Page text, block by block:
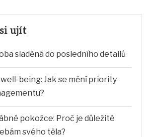
ujít
sladěná do posledního detailů
being: Jak se mění priority
pokožce: Proč je důležité
svého těla?